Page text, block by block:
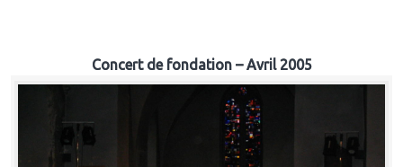
Concert de fondation – Avril 2005